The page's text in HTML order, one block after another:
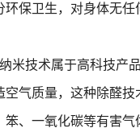
保卫生，对身体无任
米技术属于高科技产
空气质量，这种除醛技
、一氧化碳等有害气